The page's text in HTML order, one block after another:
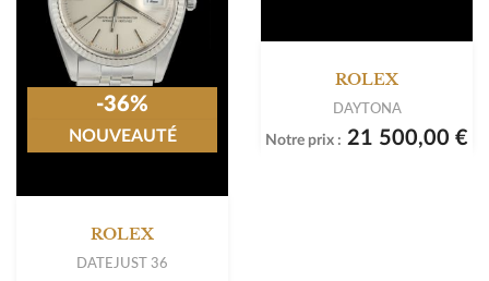
ROLEX
DATEJUST 36
-36%
NOUVEAUTÉ
ROLEX
DAYTONA
Notre prix : 21 500,00 €